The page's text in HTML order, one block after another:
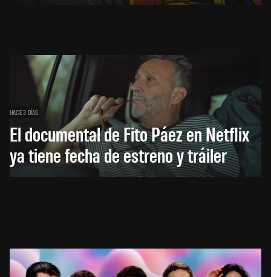
HACE 3 DÍAS
El documental de Fito Páez en Netflix
ya tiene fecha de estreno y tráiler